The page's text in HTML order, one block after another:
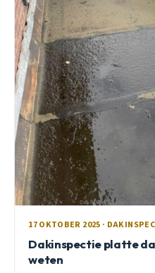
17 OKTOBER 2025 ·
Dakinspectie platte
weten